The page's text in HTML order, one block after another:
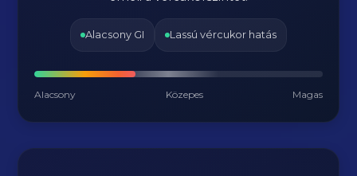
Alacsony GI Lassú vércukor hatás
Alacsony Közepes Magas